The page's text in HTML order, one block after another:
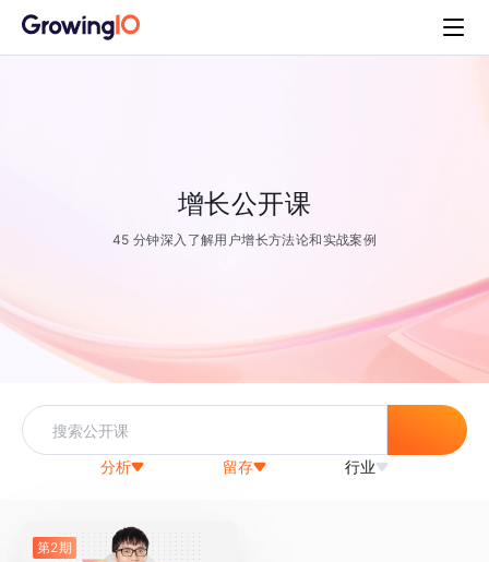
增长公开课
45 分钟深入了解用户增长方法论和实战案例
分析 留存 行业
第2期